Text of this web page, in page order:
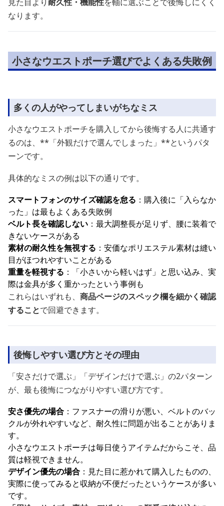
なります。
小さなウエストポーチ選びでよくある失敗例
多くの人がやってしまいがちなミス
小さなウエストポーチを購入してから後悔する人に共通す
るのは、**「外観だけで選んでしまった」**というパタ
ーンです。
具体的なミスの例は以下の通りです。
スマートフォンのサイズ確認を怠る ：購入後に「入らなか
った」は最もよくある失敗例
ベルト長を確認しない ：最大調整長が足りず、腰に装着で
きないケースがある
素材の耐久性を無視する ：安価なポリエステル素材は縫い
目がほつれやすいことがある
重量を軽視する ：「小さいから軽いはず」と思い込み、実
際は金具が多く重かったという事例も
これらはいずれも、 商品ページのスペック欄を細かく確認
することで回避できます。
後悔しやすい選び方とその理由
「安さだけで選ぶ」「デザインだけで選ぶ」の2パターン
が、最も後悔につながりやすい選び方です。
安さ優先の場合 ：ファスナーの滑りが悪い、ベルトのバッ
クルが外れやすいなど、耐久性に問題が出ることがありま
す。
小さなウエストポーチは毎日使うアイテムだからこそ、品
質は軽視できません。
デザイン優先の場合 ：見た目に惹かれて購入したものの、
実際に使ってみると収納が不便だったというケースが多い
です。